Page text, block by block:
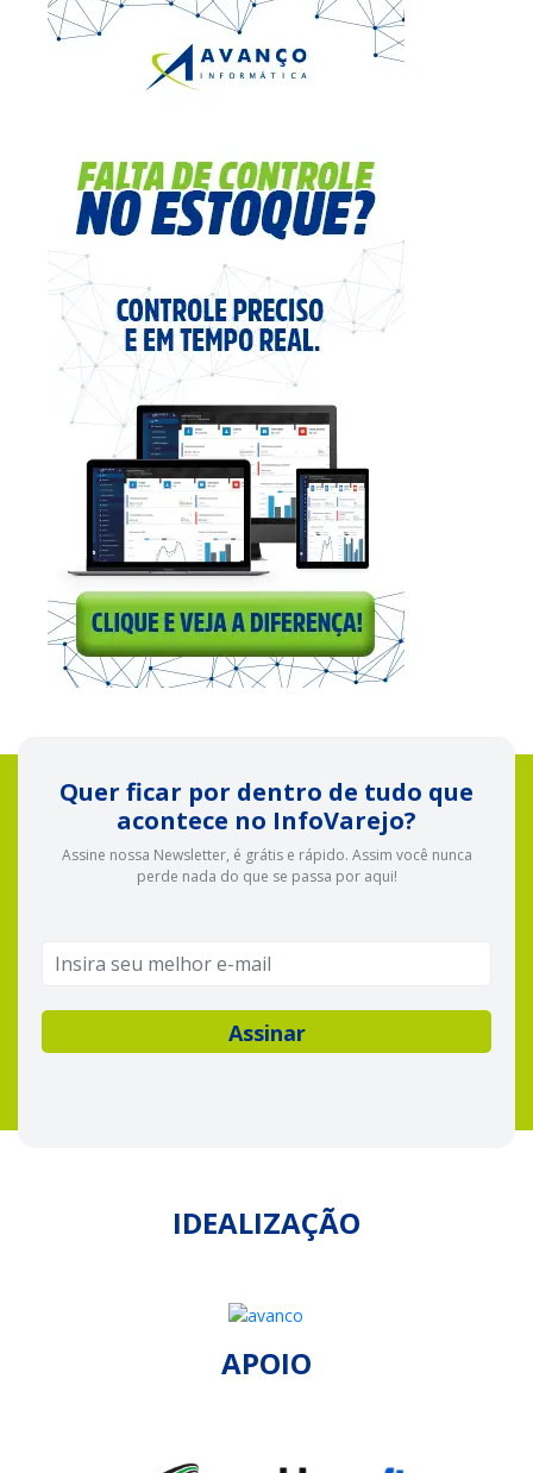
Quer ficar por dentro de tudo que
acontece no InfoVarejo?
Assine nossa Newsletter, é grátis e rápido. Assim você nunca
perde nada do que se passa por aqui!
IDEALIZAÇÃO
APOIO